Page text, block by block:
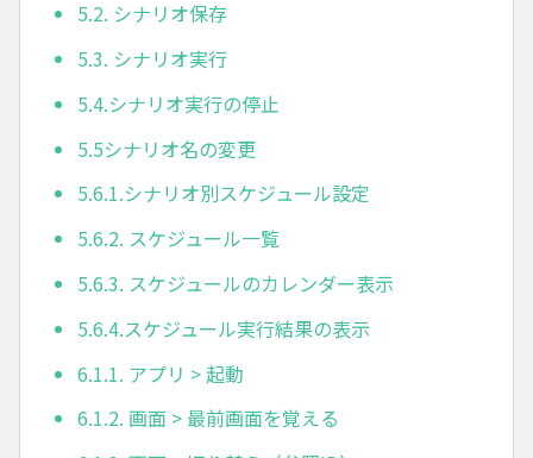
5.2. シナリオ保存
5.3. シナリオ実行
5.4.シナリオ実行の停止
5.5シナリオ名の変更
5.6.1.シナリオ別スケジュール設定
5.6.2. スケジュール一覧
5.6.3. スケジュールのカレンダー表示
5.6.4.スケジュール実行結果の表示
6.1.1. アプリ > 起動
6.1.2. 画面 > 最前画面を覚える